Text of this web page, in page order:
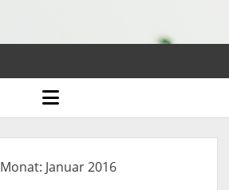
open
menu
Monat: Januar 2016